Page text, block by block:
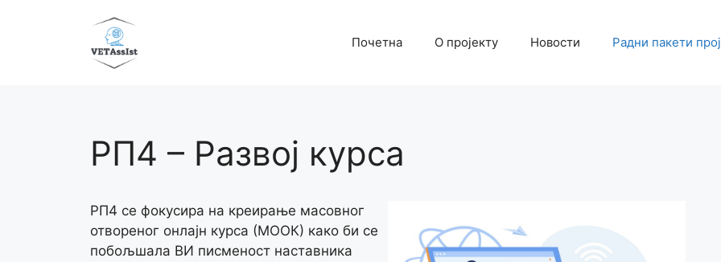
Почетна О пројекту Новости Радни пакети
РП4 – Развој курса
РП4 се фокусира на креирање масовног
отвореног онлајн курса (МООК) како би се
побољшала ВИ писменост наставника